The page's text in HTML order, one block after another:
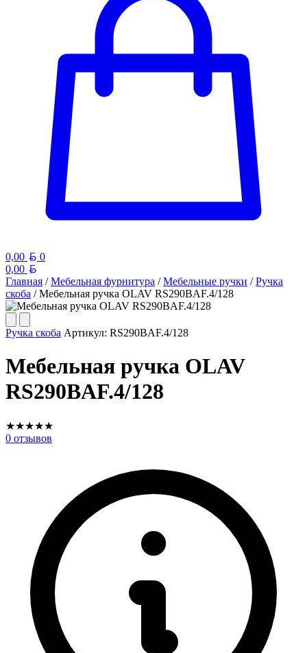
0,00 Белорусский рубль
0
0,00
Главная /Мебельная фурнитура /Мебельные ручки /Ручка
скоба / Мебельная ручка OLAV RS290BAF.4/128
Ручка скоба Артикул: RS290BAF.4/128
Мебельная ручка OLAV
RS290BAF.4/128
★★★★★
0 отзывов